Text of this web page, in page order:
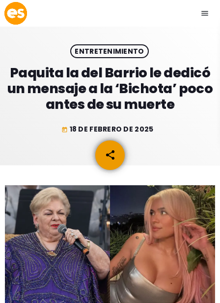
menu
play_arrow EMISIÓN LA PAZ
play_arrow EMISIÓN COCHABAMBA
ACTUALIDAD
ESPECTÁCULOS
GEEKERS
MÚSICA
ENTRETENIMIENTO
PROGRAMACIÓN
INICIO
RADIO SPLENDID
CONTACTO
ENTRETENIMIENTO
Paquita la del Barrio le dedicó
un mensaje a la ‘Bichota’ poco
antes de su muerte
today 18 DE FEBRERO DE 2025
share
email